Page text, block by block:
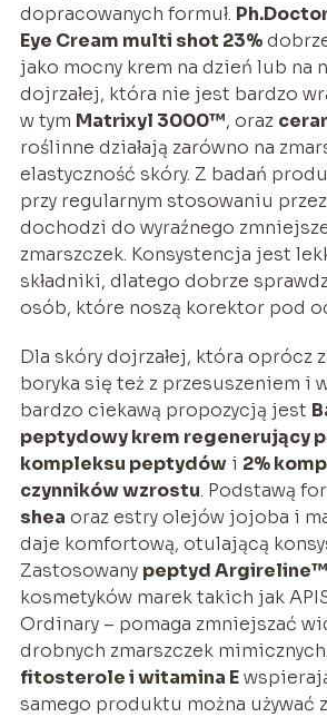
dopracowanych formuł.
Eye Cream multi shot 23%
jako mocny krem na dzień lub na
dojrzałej, która nie jest bardzo
w tym Matrixyl 3000™, oraz
roślinne działają zarówno na
elastyczność skóry. Z badań
przy regularnym stosowaniu
dochodzi do wyraźnego
zmarszczek. Konsystencja jest
składniki, dlatego dobrze
osób, które noszą korektor pod
Dla skóry dojrzałej, która oprócz
boryka się też z przesuszeniem i
bardzo ciekawą propozycją jest
peptydowy krem regenerujący
kompleksu peptydówi 2%
czynników wzrostu. Podstawą
shea oraz estry olejów jojoba i
daje komfortową, otulającą
Zastosowany peptyd Argireline™
kosmetyków marek takich jak
Ordinary – pomaga zmniejszać
drobnych zmarszczek
fitosterole i witamina E
samego produktu można używać